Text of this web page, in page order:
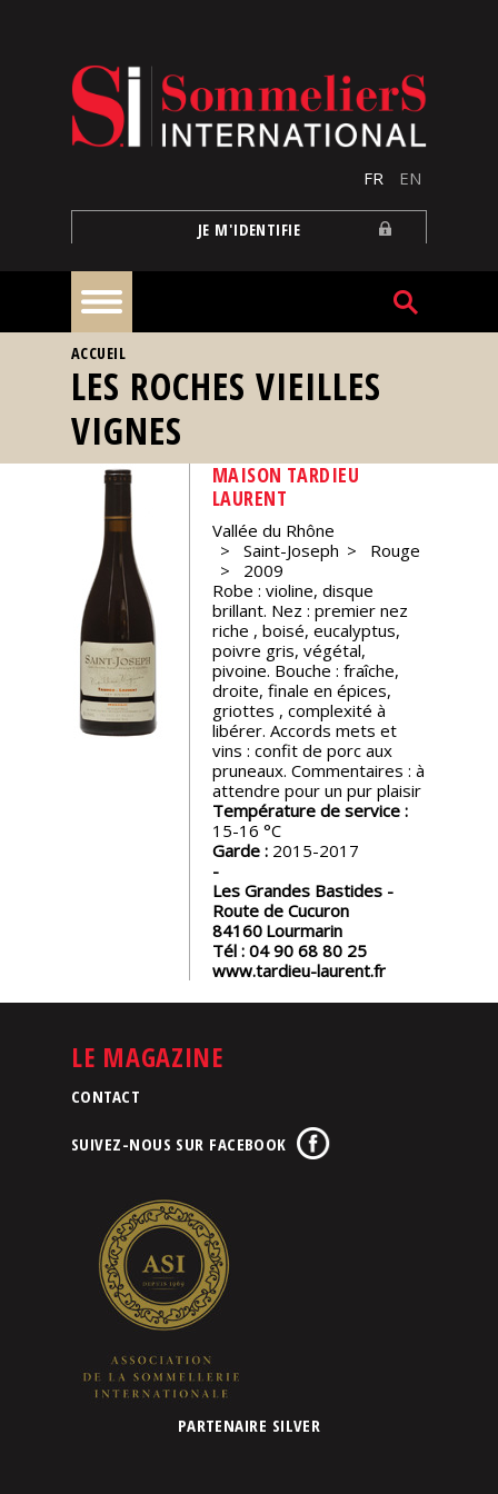
FR EN
JE M'IDENTIFIE
À
la
une
Reportages
Nos
événements
Spiritueux
Notes
de
dégustation
VOUS ÊTES ICI
ACCUEIL
LES ROCHES VIEILLES
VIGNES
MAISON TARDIEU
LAURENT
Vallée du Rhône
Saint-Joseph
Rouge
2009
Robe : violine, disque
brillant. Nez : premier nez
riche , boisé, eucalyptus,
poivre gris, végétal,
pivoine. Bouche : fraîche,
droite, finale en épices,
griottes , complexité à
libérer. Accords mets et
vins : confit de porc aux
pruneaux. Commentaires : à
attendre pour un pur plaisir
Température de service :
15-16
Garde : 2015-2017
Les Grandes Bastides -
Route de Cucuron
84160 Lourmarin
Tél : 04 90 68 80 25
www.tardieu-laurent.fr
LE MAGAZINE
CONTACT
SUIVEZ-NOUS SUR FACEBOOK
PARTENAIRE SILVER